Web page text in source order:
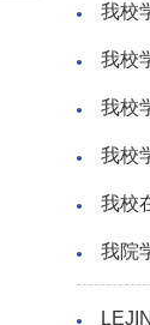
我校
我校
我校
我校
我校
我院